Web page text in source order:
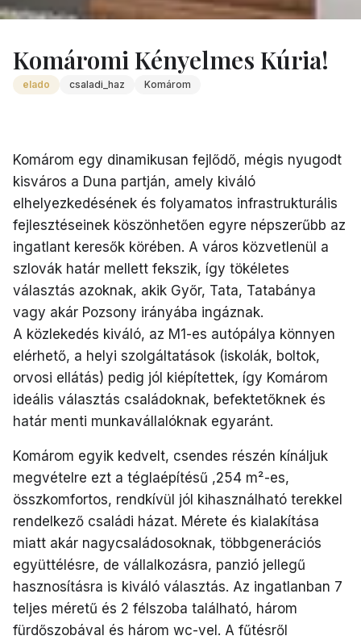
Ingatlanok Komarom Komaromi Kenyelmes Kuria
Komáromi Kényelmes Kúria!
elado csaladi_haz Komárom
Komárom egy dinamikusan fejlődő, mégis nyugodt
kisváros a Duna partján, amely kiváló
elhelyezkedésének és folyamatos infrastrukturális
fejlesztéseinek köszönhetően egyre népszerűbb az
ingatlant keresők körében. A város közvetlenül a
szlovák határ mellett fekszik, így tökéletes
választás azoknak, akik Győr, Tata, Tatabánya
vagy akár Pozsony irányába ingáznak.
A közlekedés kiváló, az M1-es autópálya könnyen
elérhető, a helyi szolgáltatások (iskolák, boltok,
orvosi ellátás) pedig jól kiépítettek, így Komárom
ideális választás családoknak, befektetőknek és
határ menti munkavállalóknak egyaránt.
Komárom egyik kedvelt, csendes részén kínáljuk
megvételre ezt a téglaépítésű ,254 m²-es,
összkomfortos, rendkívül jól kihasználható terekkel
rendelkező családi házat. Mérete és kialakítása
miatt akár nagycsaládosoknak, többgenerációs
együttélésre, de vállalkozásra, panzió jellegű
hasznosításra is kiváló választás. Az ingatlanban 7
teljes méretű és 2 félszoba található, három
fürdőszobával és három wc-vel. A fűtésről